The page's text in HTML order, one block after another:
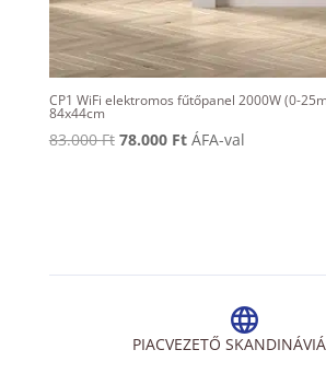
CP1 WiFi elektromos fűtőpanel 2000W (0-
84x44cm
83.000Ft Original
78.000 FtCurrent
ÁFA-val
PIACVEZETŐ